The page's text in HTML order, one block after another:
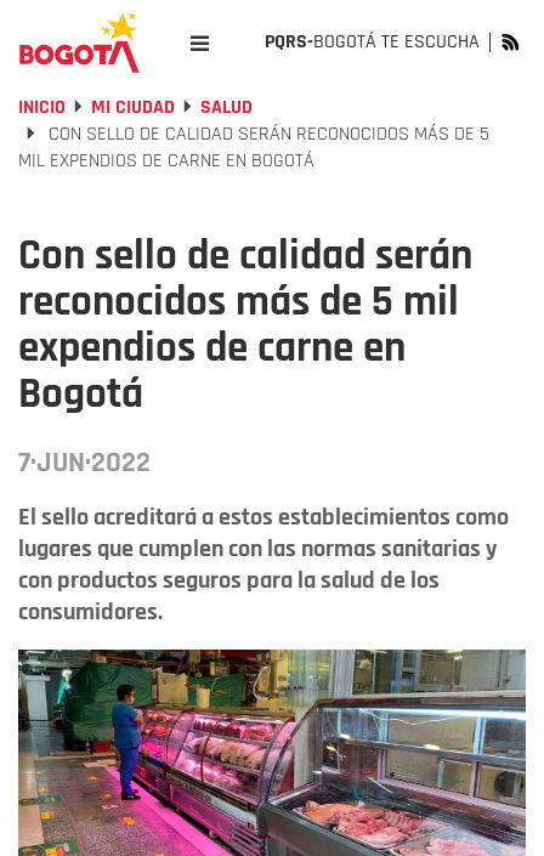
PQRS-BOGOTÁ TE ESCUCHA
INICIO MI CIUDAD
SALUD
CON SELLO DE CALIDAD SERÁN RECONOCIDOS MÁS DE 5
MIL EXPENDIOS DE CARNE EN BOGOTÁ
Con sello de calidad serán
reconocidos más de 5 mil
expendios de carne en
Bogotá
7·JUN·2022
El sello acreditará a estos establecimientos como
lugares que cumplen con las normas sanitarias y
con productos seguros para la salud de los
consumidores.